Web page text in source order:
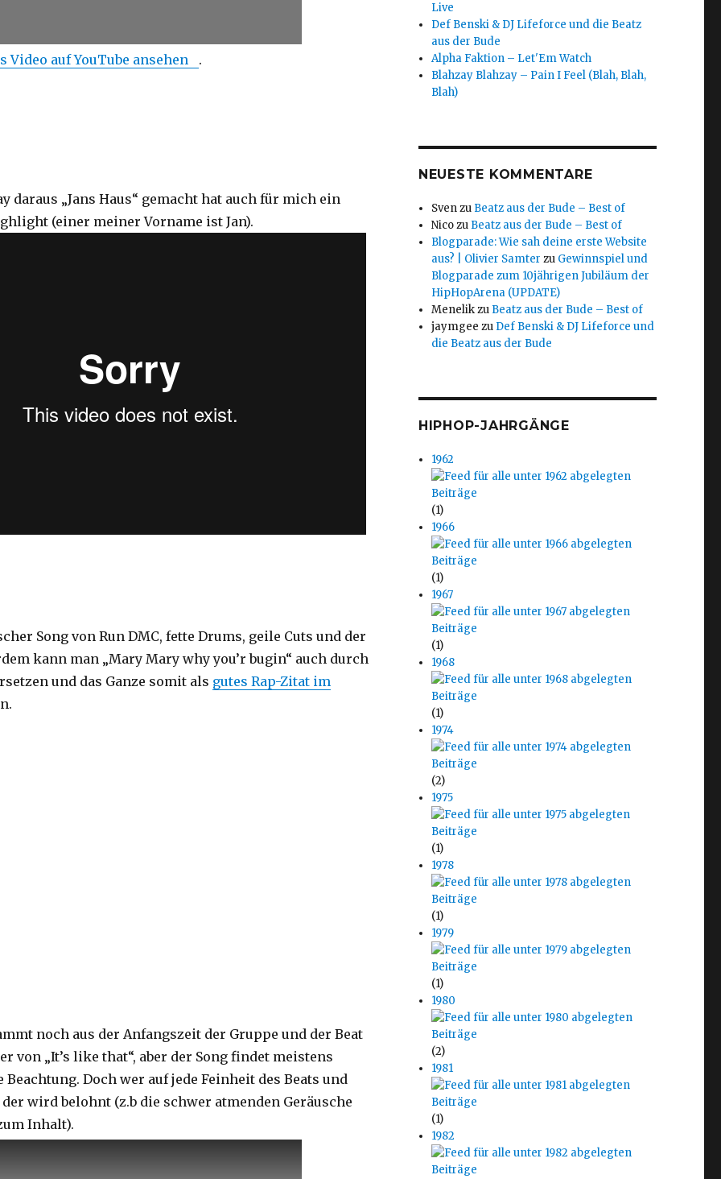
Video auf YouTube ansehen .
daraus „Jans Haus“ gemacht hat auch für mich ein
(einer meiner Vorname ist Jan).
Song von Run DMC, fette Drums, geile Cuts und der
kann man „Mary Mary why you’r bugin“ auch durch
und das Ganze somit als gutes Rap-Zitat im
noch aus der Anfangszeit der Gruppe und der Beat
von „It’s like that“, aber der Song findet meistens
Doch wer auf jede Feinheit des Beats und
der wird belohnt (z.b die schwer atmenden Geräusche
Inhalt).
Live
Def Benski & DJ Lifeforce und die Beatz
aus der Bude
Alpha Faktion – Let'Em Watch
Blahzay Blahzay – Pain I Feel (Blah, Blah,
Blah)
NEUESTE KOMMENTARE
Svenzu Beatz aus der Bude – Best of
Nicozu Beatz aus der Bude – Best of
Blogparade: Wie sah deine erste Website
aus? | Olivier Samter zu Gewinnspiel und
Blogparade zum 10jährigen Jubiläum der
HipHopArena (UPDATE)
Menelikzu Beatz aus der Bude – Best of
jaymgee zu Def Benski & DJ Lifeforce und
die Beatz aus der Bude
HIPHOP-JAHRGÄNGE
1962
(1)
1966
(1)
1967
(1)
1968
(1)
1974
(2)
1975
(1)
1978
(1)
1979
(1)
1980
(2)
1981
(1)
1982